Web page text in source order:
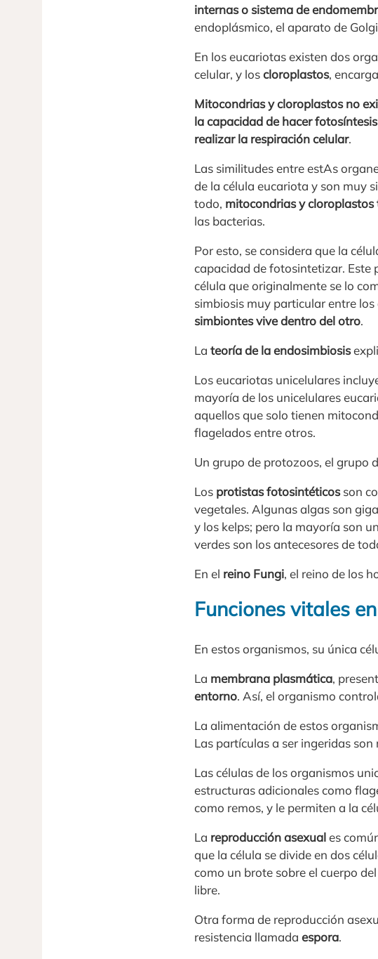
internas o sistema de
endoplásmico, el aparato de
En los eucariotas existen dos
celular, y loscloroplastos,
Mitocondrias y cloroplastos no
la capacidad de hacer
realizar la respiración celular.
Las similitudes entre estAs
de la célula eucariota y son muy
todo, mitocondrias y
las bacterias.
Por esto, se considera que la
capacidad de fotosintetizar. Este
célula que originalmente se lo
simbiosis muy particular entre
simbiontes vive dentro del otro.
La teoría de la endosimbiosis
Los eucariotas unicelulares
mayoría de los unicelulares
aquellos que solo tienen
flagelados entre otros.
Un grupo de protozoos, el grupo
Los protistas fotosintéticosson
vegetales. Algunas algas son
y los kelps; pero la mayoría son
verdes son los antecesores de
En el reino Fungi, el reino de los
Funciones vitales
En estos organismos, su única
La membrana plasmática,
entorno. Así, el organismo
La alimentación de estos
Las partículas a ser ingeridas
Las células de los organismos
estructuras adicionales como
como remos, y le permiten a la
La reproducción asexuales
que la célula se divide en dos
como un brote sobre el cuerpo
libre.
Otra forma de reproducción
resistencia llamada espora.